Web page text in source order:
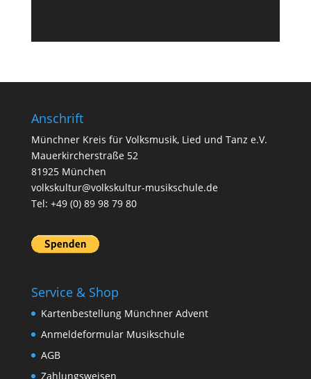
Anschrift
Münchner Kreis für Volksmusik, Lied und Tanz e.V.
Mauerkircherstraße 52
81925 München
volkskultur@volkskultur-musikschule.de
Tel: +49 (0) 89 98 79 80
Service & Shop
Kartenbestellung Münchner Advent
Anmeldeformular Musikschule
AGB
Zahlungsweisen